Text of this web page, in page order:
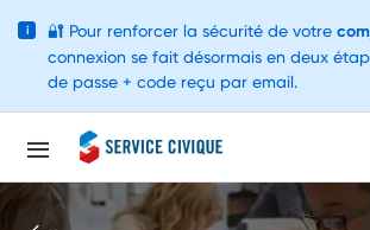
i 🔐 Pour renforcer la sécurité de votre
connexion se fait désormais en deux
de passe + code reçu par email.